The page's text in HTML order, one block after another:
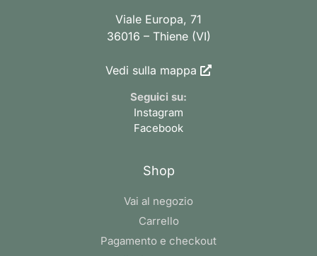
Viale Europa, 71
36016 – Thiene (VI)
Vedi sulla mappa
Seguici su:
Instagram
Facebook
Shop
Vai al negozio
Carrello
Pagamento e checkout